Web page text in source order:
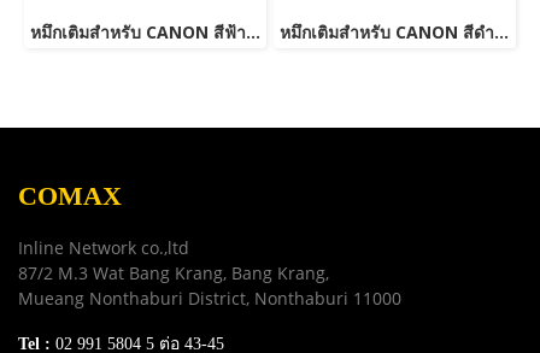
หมึกเติมสำหรับ CANON สีฟ้า 500 ml. โคแมกซ์ หมึกเติมสำหรับ CANON สีดำ 100 ml. โคแมกซ์
COMAX
Inline Network co.,ltd
87/2 M.3 Wat Bang Krang, Bang Krang,
Mueang Nonthaburi District, Nonthaburi 11000
Tel : 02 991 5804 5 ต่อ 43-45